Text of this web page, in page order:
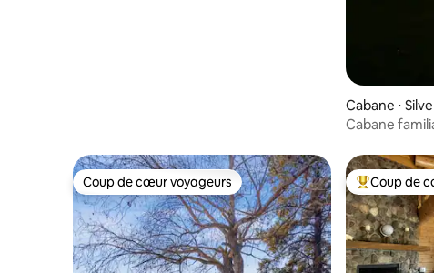
Cabane ⋅
Cabane
Coup de cœur voyageurs
Coup de cœur voyageurs Coups de
Coup de